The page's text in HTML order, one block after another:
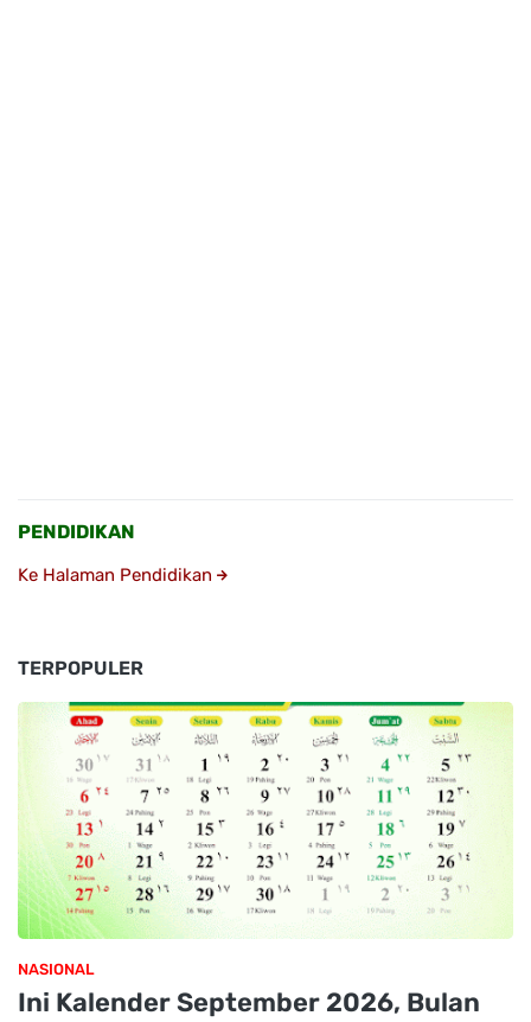
PENDIDIKAN
Ke Halaman Pendidikan
TERPOPULER
NASIONAL
Ini Kalender September 2026, Bulan